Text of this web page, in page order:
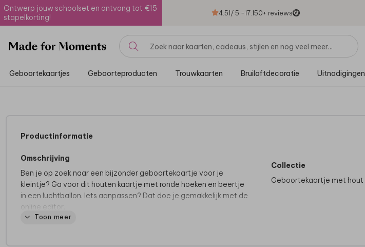
Ontwerp jouw schoolset en ontvang tot €15
stapelkorting!
4.51/ 5 -17.150+ reviews
Geboortekaartjes Geboorteproducten Trouwkaarten Bruiloftdecoratie Uitnodigingen
Productinformatie
Omschrijving
Ben je op zoek naar een bijzonder geboortekaartje voor je
kleintje? Ga voor dit houten kaartje met ronde hoeken en beertje
in een luchtballon. Iets aanpassen? Dat doe je gemakkelijk met de
online editor.
Bekijk alle houten geboortekaartjes
Toon meer
Collectie
Geboortekaartje met hout